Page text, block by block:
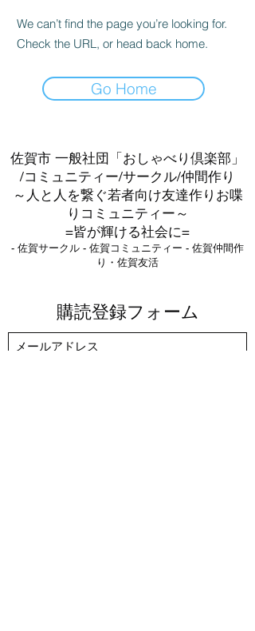
We can’t find the page you’re looking for.
Check the URL, or head back home.
Go Home
佐賀市 一般社団「おしゃべり倶楽部」
/コミュニティー/サークル/仲間作り
～人と人を繋ぐ若者向け友達作りお喋
りコミュニティー～
=皆が輝ける社会に=
- 佐賀サークル - 佐賀コミュニティー - 佐賀仲間作
り・佐賀友活
購読登録フォーム